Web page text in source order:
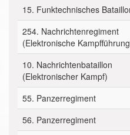
15. Funktechnisches
254. Nachrichtenregiment
(Elektronische
10. Nachrichtenbataillon
(Elektronischer Kampf)
55. Panzerregiment
56. Panzerregiment